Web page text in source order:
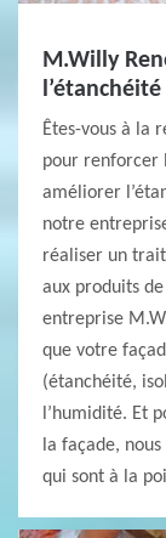
M.Willy
Êtes-vous à la
pour renforcer
améliorer
notre
réaliser un
aux produits
entreprise
que votre
(étanchéité,
l’humidité. Et
la façade,
qui sont à la